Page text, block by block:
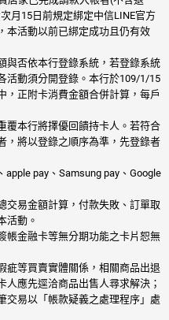
月15日前規定綁定中信LINE官方
本活動以前已綁定成功且仍有效
與否依本行登錄系統，若登錄系統
活動須分開登錄。本行於109/1/15
，正附卡消費金額合併計算，每戶
覆本行將擇優回饋持卡人。若符合
，將以登錄之順序為準，先登錄者
apple pay、Samsung pay、Google
交易金額計算，付款失敗、訂單取
活動。
帳金融卡等無分期功能之卡片恕無
疵等買賣實體關係，相關商品出退
人應先逕洽商品出售人尋求解決；
交易以「帳款疑義之處理程序」處